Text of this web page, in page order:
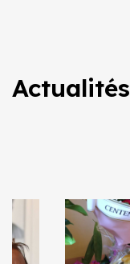
Actualités